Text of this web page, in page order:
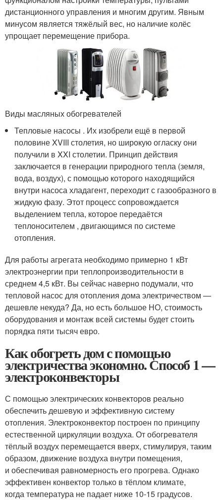
дистанционного управления и многим другим. Явным
минусом является тяжёлый вес, но наличие колёс
упрощает перемещение прибора.
Виды масляных обогревателей
Тепловые насосы . Их изобрели ещё в первой
половине XVIII столетия, но широкую огласку они
получили в XXI столетии. Принцип действия
заключается в генерации природного тепла (земля,
вода, воздух), с помощью которого находящийся
внутри насоса хладагент, переходит с газообразного в
жидкую фазу. Этот процесс сопровождается
выделением тепла, которое передаётся
теплоносителем , двигающимся по системе
отопления.
Для работы агрегата необходимо примерно 1 кВт
электроэнергии при теплопроизводительности в
среднем 4,5 кВт. Вы сейчас наверно подумали, что
тепловой насос для отопления дома электричеством —
дешевле некуда? Да, но есть большое НО, стоимость
оборудования и монтаж всей системы будет стоить
порядка пяти тысяч евро.
Как обогреть дом с помощью
электричества экономно. Способ 1 —
электроконвекторы
С помощью электрических конвекторов реально
обеспечить дешевую и эффективную систему
отопления. Электроконвектор построен по принципу
естественной циркуляции воздуха. От обогревателя
тёплый воздух перемещается вверх, стимулируя, таким
образом, движение воздуха внутри помещения,
и обеспечивая равномерность его прогрева. Однако
эффективен конвектор только в тёплом климате,
когда температура не падает ниже 10-15 градусов.